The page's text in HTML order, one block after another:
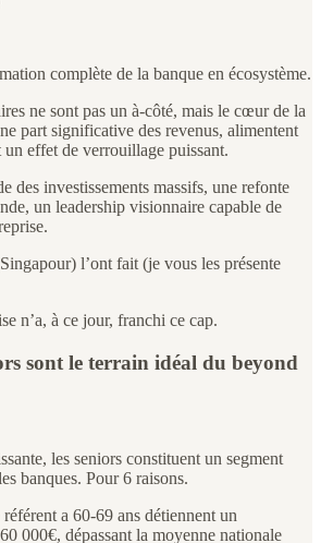
complète de la banque en écosystème.
ne sont pas un à-côté, mais le cœur de la
part significative des revenus, alimentent
effet de verrouillage puissant.
des investissements massifs, une refonte
un leadership visionnaire capable de
l’ont fait (je vous les présente
n’a, à ce jour, franchi ce cap.
sont le terrain idéal du beyond
les seniors constituent un segment
banques. Pour 6 raisons.
a 60-69 ans détiennent un
000€, dépassant la moyenne nationale